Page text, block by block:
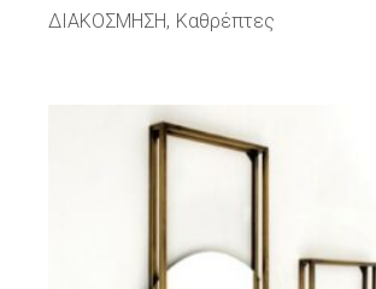
ΔΙΑΚΟΣΜΗΣΗ Καθρέπτες